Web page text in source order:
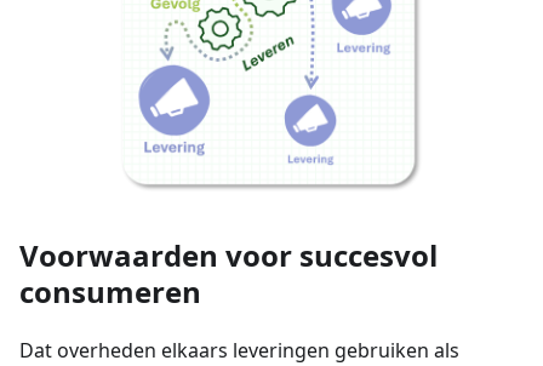
Voorwaarden voor succesvol
consumeren
Dat overheden elkaars leveringen gebruiken als